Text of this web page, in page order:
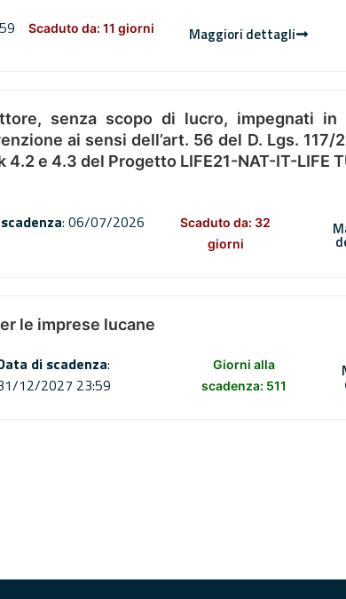
Scaduto da: 11 giorni Maggiori dettagli
senza scopo di lucro, impegnati in
ai sensi dell’art. 56 del D. Lgs. 117/
e 4.3 del Progetto LIFE21-NAT-IT-LIFE
: 06/07/2026
Scaduto da: 32
giorni
le imprese lucane
di scadenza:
12/2027 23:59
Giorni alla
scadenza: 511